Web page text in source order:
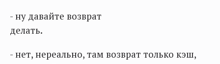
- ну давайте возврат
делать.
- нет, нереально, там возврат только кэш,